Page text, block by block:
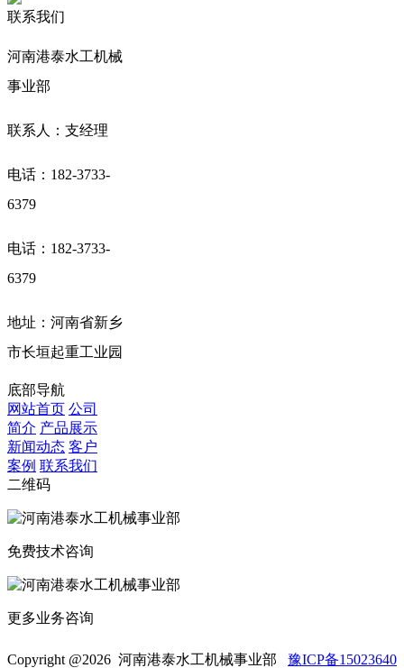
联系我们
河南港泰水工机械
事业部
联系人：支经理
电话：182-3733-
6379
电话：182-3733-
6379
地址：河南省新乡
市长垣起重工业园
底部导航
网站首页 公司
简介 产品展示
新闻动态 客户
案例 联系我们
二维码
免费技术咨询
更多业务咨询
Copyright @2026 河南港泰水工机械事业部 豫ICP备15023640